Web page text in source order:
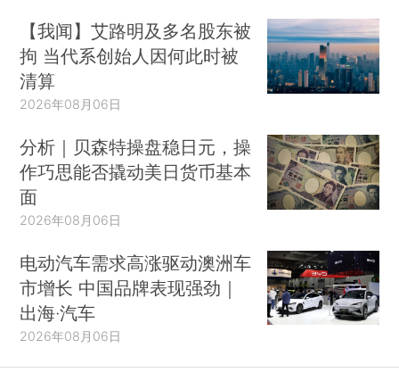
【我闻】艾路明及多名股东被
拘 当代系创始人因何此时被
清算
2026年08月06日
分析｜贝森特操盘稳日元，操
作巧思能否撬动美日货币基本
面
2026年08月06日
电动汽车需求高涨驱动澳洲车
市增长 中国品牌表现强劲｜
出海·汽车
2026年08月06日